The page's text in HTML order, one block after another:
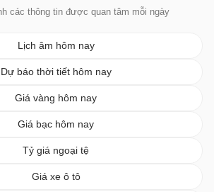
các thông tin được quan tâm mỗi ngày
Lịch âm hôm nay
Dự báo thời tiết hôm nay
Giá vàng hôm nay
Giá bạc hôm nay
Tỷ giá ngoại tệ
Giá xe ô tô